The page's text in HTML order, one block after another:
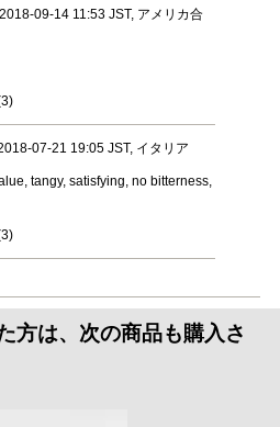
09-14 11:53 JST, アメリカ合
3)
07-21 19:05 JST, イタリア
tangy, satisfying, no bitterness,
3)
方は、次の商品も購入さ